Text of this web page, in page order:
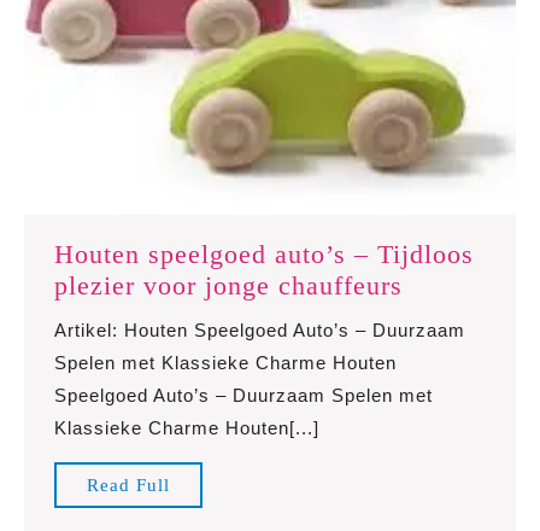
Houten speelgoed auto’s – Tijdloos
plezier voor jonge chauffeurs
auto’s
Tijdloos
Artikel: Houten Speelgoed Auto’s – Duurzaam
Spelen met Klassieke Charme Houten
Speelgoed Auto’s – Duurzaam Spelen met
Klassieke Charme Houten[...]
Read Full
Full